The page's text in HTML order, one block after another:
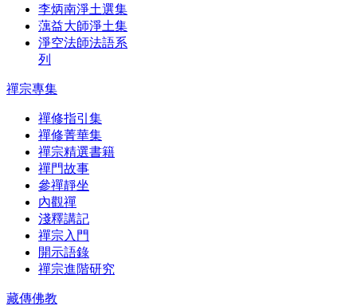
李炳南淨土選集
蕅益大師淨土集
淨空法師法語系
列
禪宗專集
禪修指引集
禪修菁華集
禪宗精選書籍
禪門故事
參禪靜坐
內觀禪
淺釋講記
禪宗入門
開示語錄
禪宗進階研究
藏傳佛教